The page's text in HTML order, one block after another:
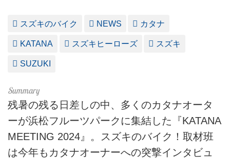
スズキのバイク NEWS カタナ
KATANA スズキヒーローズ スズキ
SUZUKI
残暑の残る日差しの中、多くのカタナオータ
ーが浜松フルーツパークに集結した『KATANA
MEETING 2024』。スズキのバイク！取材班
は今年もカタナオーナーへの突撃インタビュ